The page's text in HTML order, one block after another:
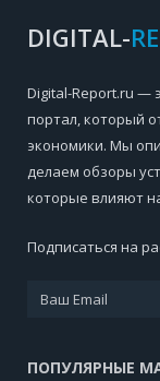
DIGITAL-
Digital-Report.ru —
портал, который
экономики. Мы
делаем обзоры
которые влияют
Подписаться на
ПОПУЛЯРНЫЕ